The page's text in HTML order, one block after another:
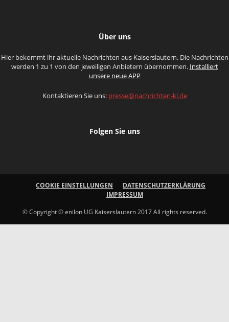
Über uns
Hier bekommt ihr aktuelle Nachrichten aus Kaiserslautern. Die Nachrichten
werden 1 zu 1 von den jeweiligen Anbietern übernommen. Installiert
unsere neue APP
Kontaktieren Sie uns: presse@nachrichten-kl.de
Folgen Sie uns
COOKIE EINSTELLUNGEN
DATENSCHUTZERKLÄRUNG
IMPRESSUM
© Copyright © enilon UG Kaiserslautern 2017 All rights reserved.